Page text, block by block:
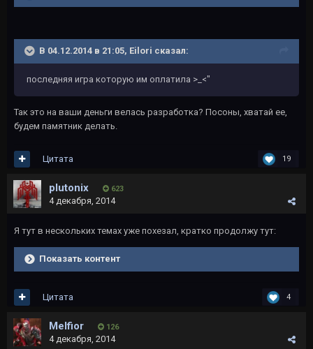
В 04.12.2014 в 21:05, Eilori сказал:
последняя игра которую им оплатила >_<"
Так это на ваши деньги велась разработка? Посоны, хватай ее,
будем памятник делать.
19
Цитата
plutonix 623
4 декабря, 2014
Я тут в нескольких темах уже похезал, кратко продолжу тут:
Показать контент
4
Цитата
Melfior 126
4 декабря, 2014